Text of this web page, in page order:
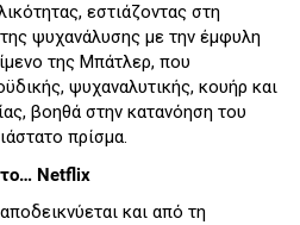
εστιάζοντας στη
ψυχανάλυσης με την έμφυλη
της Μπάτλερ, που
ψυχαναλυτικής, κουήρ και
βοηθά στην κατανόηση του
πρίσμα.
το… Netflix
και από τη